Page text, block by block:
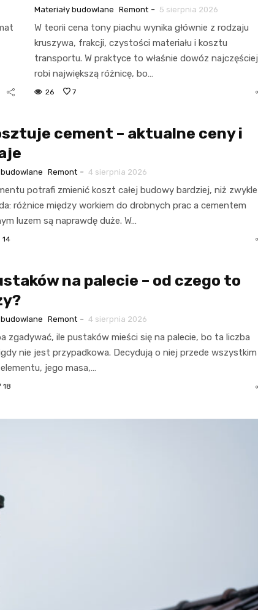
Materiały budowlane Remont - 5 sierpnia 2026
W teorii cena tony piachu wynika głównie z rodzaju
kruszywa, frakcji, czystości materiału i kosztu
transportu. W praktyce to właśnie dowóz najczęściej
robi największą różnicę, bo…
26 7
cement – aktualne ceny i
Remont - 4 sierpnia 2026
potrafi zmienić koszt całej budowy bardziej, niż zwykle
różnice między workiem do drobnych prac a cementem
luzem są naprawdę duże. W…
14
na palecie – od czego to
Remont - 4 sierpnia 2026
zgadywać, ile pustaków mieści się na palecie, bo ta liczba
nie jest przypadkowa. Decydują o niej przede wszystkim
jego masa,…
18